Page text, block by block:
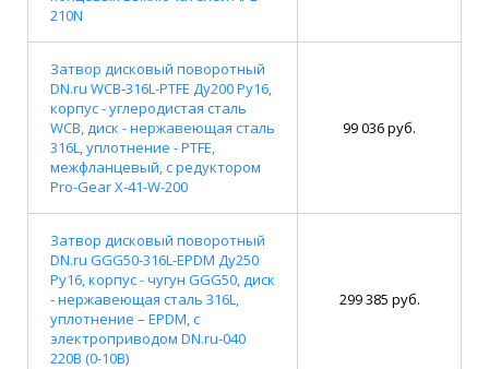
210N
Затвор дисковый поворотный
DN.ru WCB-316L-PTFE Ду200 Ру16,
корпус - углеродистая сталь
WCB, диск - нержавеющая сталь
316L, уплотнение - PTFE,
межфланцевый, с редуктором
Pro-Gear X-41-W-200
99 036 руб.
Затвор дисковый поворотный
DN.ru GGG50-316L-EPDM Ду250
Ру16, корпус - чугун GGG50, диск
- нержавеющая сталь 316L,
уплотнение – EPDM, с
электроприводом DN.ru-040
220В (0-10В)
299 385 руб.